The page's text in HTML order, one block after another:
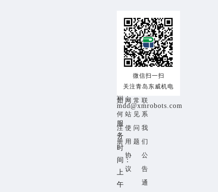
咨
询
热
线：
18153259353
邮
箱：
mdd@xmrobots.com
服
务
时
间：
上
午
交
易
程
如
何
注
册
用
注
册
知
网
站
使
用
协
议
助
帮
助
中
心
常
见
问
题
于
关
于
我
们
联
系
我
们
公
告
通
微信扫一扫
关注青岛东威机电